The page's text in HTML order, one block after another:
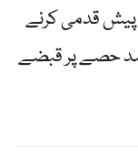
پیش قدمی کرنے
طالبان نے ملک کے 85 فیصد حصے پر قبضے